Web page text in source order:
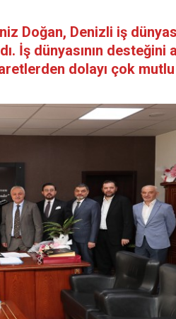
Doğan, Denizli iş
İş dünyasının desteğini
dolayı çok mutlu